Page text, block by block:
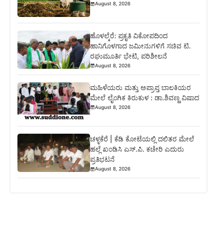
August 8, 2026
ಹೊಳಲ್ಕೆರೆ: ಪ್ರಕೃತಿ ವಿಕೋಪದಿಂದ
ಹಾನಿಗೊಳಗಾದ ಜಮೀನುಗಳಿಗೆ ಸಚಿವ ಟಿ.
ರಘುಮೂರ್ತಿ ಭೇಟಿ, ಪರಿಶೀಲನೆ
August 8, 2026
ಮಹಿಳೆಯರು ಮತ್ತು ಅಪ್ರಾಪ್ತ ಬಾಲಕಿಯರ
ಮೇಲೆ ಲೈಂಗಿಕ ಕಿರುಕುಳ : ಡಾ.ಶಿವಣ್ಣ ವಿಷಾದ
August 8, 2026
ಚಳ್ಳಕೆರೆ | ಕೆಡಿ ಕೋಟೆಯಲ್ಲಿ ದಲಿತರ ಮೇಲೆ
ಹಲ್ಲೆ ಖಂಡಿಸಿ ಎಸ್.ಪಿ. ಕಚೇರಿ ಎದುರು
ಪ್ರತಿಭಟನೆ
August 8, 2026